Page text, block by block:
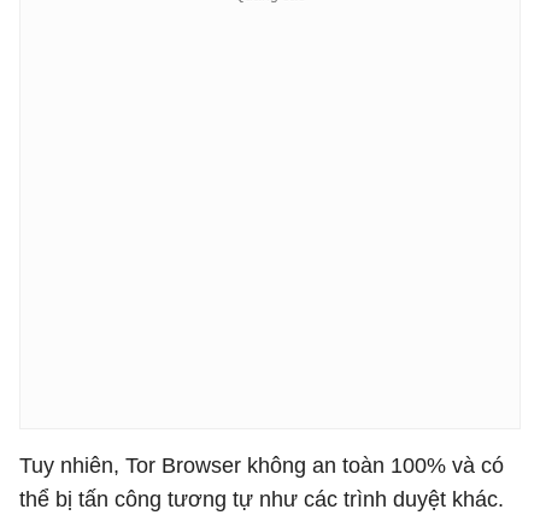
Tuy nhiên, Tor Browser không an toàn 100% và có
thể bị tấn công tương tự như các trình duyệt khác.